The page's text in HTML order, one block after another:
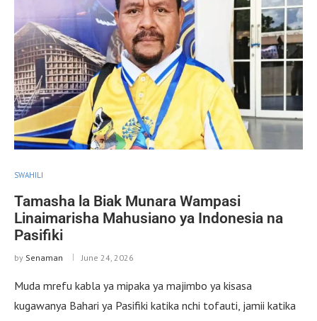
SWAHILI
Tamasha la Biak Munara Wampasi
Linaimarisha Mahusiano ya Indonesia na
Pasifiki
by Senaman June 24, 2026
Muda mrefu kabla ya mipaka ya majimbo ya kisasa
kugawanya Bahari ya Pasifiki katika nchi tofauti, jamii katika